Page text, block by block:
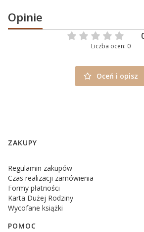
Opinie
Liczba ocen: 0
Oceń i opisz
Linki w stopce
ZAKUPY
Regulamin zakupów
Czas realizacji zamówienia
Formy płatności
Karta Dużej Rodziny
Wycofane książki
POMOC